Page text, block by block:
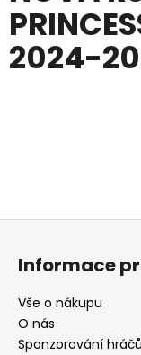
2024-
Informace
Vše o nákupu
O nás
Sponzorování hráčů